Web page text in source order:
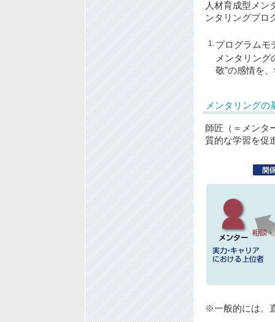
人材育成型メン
ンタリングプロ
1. プログラムモ
メンタリング
敬”の感情を
メンタリングの
師匠（＝メンタ
質的な学習を促
※一般的には、